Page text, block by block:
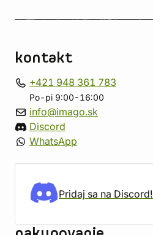
kontakt
+421 948 361 783
Po-pi 9:00-16:00
info@imago.sk
Discord
WhatsApp
Pridaj sa na Discord!